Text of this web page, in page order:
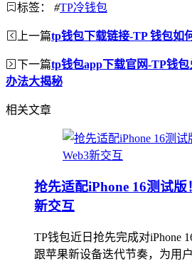
标签： #TP冷钱包
上一篇tp钱包下载链接-TP 钱包如
下一篇tp钱包app下载官网-TP钱
办法大揭秘
相关文章
抢先适配iPhone 16测试
新交互
TP钱包近日抢先完成对iPhone
跟苹果新设备迭代节奏，为用